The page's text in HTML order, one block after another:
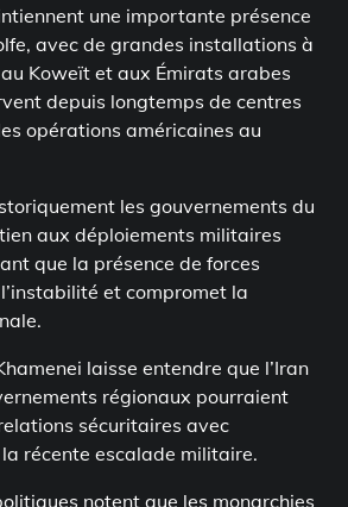
une importante présence
avec de grandes installations à
Koweït et aux Émirats arabes
depuis longtemps de centres
opérations américaines au
les gouvernements du
aux déploiements militaires
que la présence de forces
et compromet la
laisse entendre que l’Iran
régionaux pourraient
sécuritaires avec
récente escalade militaire.
notent que les monarchies